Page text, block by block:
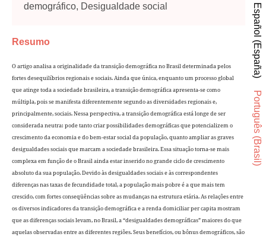
demográfico, Desigualdade social
Resumo
O artigo analisa a originalidade da transição demográfica no Brasil determinada pelos
fortes desequilíbrios regionais e sociais. Ainda que única, enquanto um processo global
que atinge toda a sociedade brasileira, a transição demográfica apresenta-se como
múltipla, pois se manifesta diferentemente segundo as diversidades regionais e,
principalmente, sociais. Nessa perspectiva, a transição demográfica está longe de ser
considerada neutra: pode tanto criar possibilidades demográficas que potencializem o
crescimento da economia e do bem-estar social da população, quanto ampliar as graves
desigualdades sociais que marcam a sociedade brasileira. Essa situação torna-se mais
complexa em função de o Brasil ainda estar inserido no grande ciclo de crescimento
absoluto da sua população. Devido às desigualdades sociais e às correspondentes
diferenças nas taxas de fecundidade total, a população mais pobre é a que mais tem
crescido, com fortes conseqüências sobre as mudanças na estrutura etária. As relações entre
os diversos indicadores da transição demográfica e a renda domiciliar per capita mostram
que as diferenças sociais levam, no Brasil, a “desigualdades demográficas” maiores do que
aquelas observadas entre as diferentes regiões. Seus benefícios, ou bônus demográficos, são
Español (España)
Português (Brasil)